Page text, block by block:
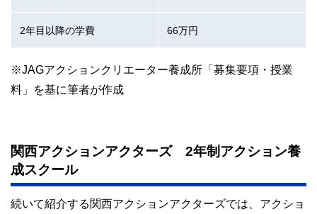
2年目以降の学費 66万円
※JAGアクションクリエーター養成所「募集要項・授業
料」を基に筆者が作成
関西アクションアクターズ 2年制アクション養
成スクール
続いて紹介する関西アクションアクターズでは、アクショ